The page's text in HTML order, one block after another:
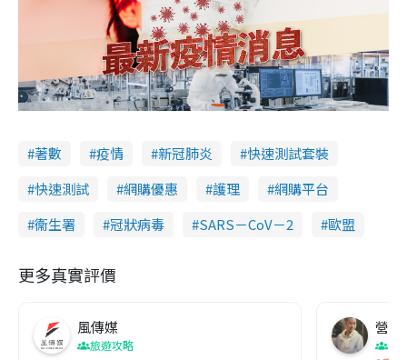
著數 疫情 新冠肺炎
快速測試套裝
快速測試
網購優惠 護理
網購平台
衞生署
冠狀病毒 SARS－CoV－2 歐盟
更多真實評價
風傳媒
旅遊攻略
營養